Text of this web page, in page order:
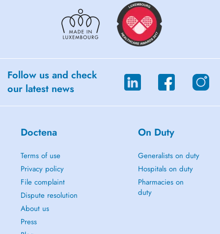
Follow us and check
our latest news
Doctena
Terms of use
Privacy policy
File complaint
Dispute resolution
About us
Press
On Duty
Generalists on duty
Hospitals on duty
Pharmacies on
duty